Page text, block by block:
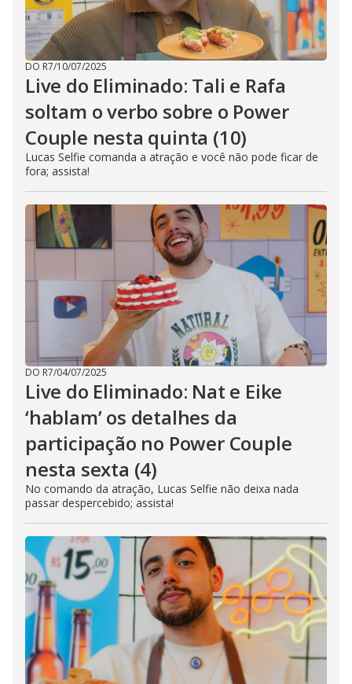
DO R7/10/07/2025
Live do Eliminado: Tali e Rafa
soltam o verbo sobre o Power
Couple nesta quinta (10)
Lucas Selfie comanda a atração e você não pode ficar de
fora; assista!
DO R7/04/07/2025
Live do Eliminado: Nat e Eike
‘hablam’ os detalhes da
participação no Power Couple
nesta sexta (4)
No comando da atração, Lucas Selfie não deixa nada
passar despercebido; assista!